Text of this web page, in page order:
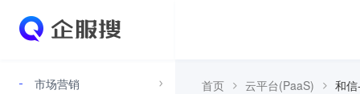
市场营销 首页 云平台(PaaS) 和